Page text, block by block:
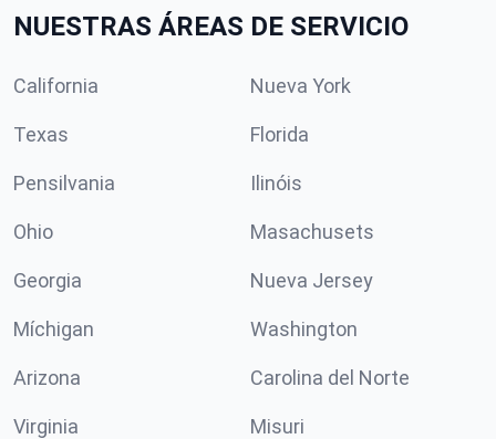
NUESTRAS ÁREAS DE SERVICIO
California Nueva York
Texas Florida
Pensilvania Ilinóis
Ohio Masachusets
Georgia Nueva Jersey
Míchigan Washington
Arizona Carolina del Norte
Virginia Misuri